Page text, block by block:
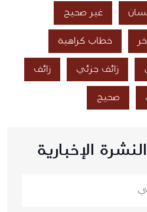
غير صحيح
خطاب كراهية
زائف جزئي زائف
صحيح
الإخبارية